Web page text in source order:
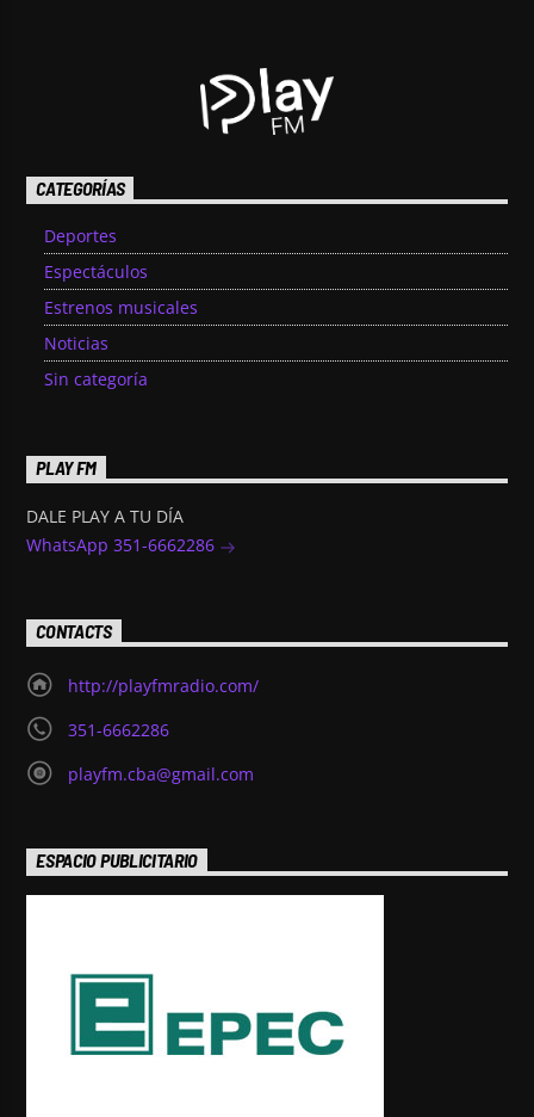
CATEGORÍAS
Deportes
Espectáculos
Estrenos musicales
Noticias
Sin categoría
PLAY FM
DALE PLAY A TU DÍA
WhatsApp 351-6662286
CONTACTS
http://playfmradio.com/
351-6662286
playfm.cba@gmail.com
ESPACIO PUBLICITARIO